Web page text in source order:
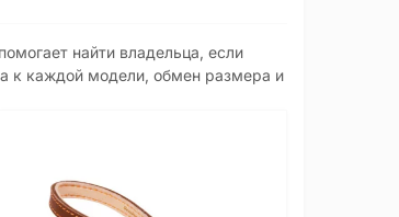
найти владельца, если
к каждой модели, обмен размера и